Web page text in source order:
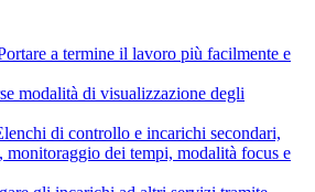
a termine il lavoro più facilmente e
modalità di visualizzazione degli
di controllo e incarichi secondari,
dei tempi, modalità focus e